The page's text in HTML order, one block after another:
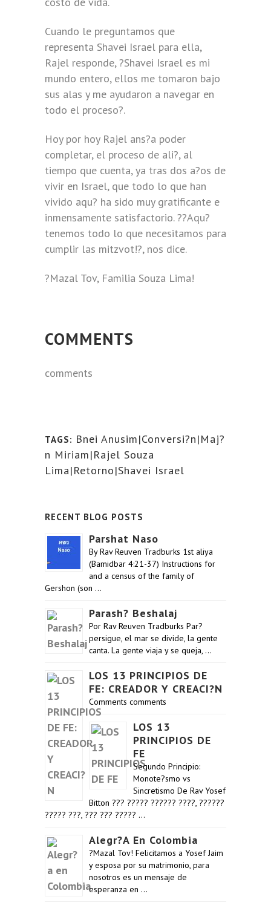
Cuando le preguntamos que
representa Shavei Israel para ella,
Rajel responde, ?Shavei Israel es mi
mundo entero, ellos me tomaron bajo
sus alas y me ayudaron a navegar en
todo el proceso?.
Hoy por hoy Rajel ans?a poder
completar, el proceso de ali?, al
tiempo que cuenta, ya tras dos a?os de
vivir en Israel, que todo lo que han
vivido aqu? ha sido muy gratificante e
inmensamente satisfactorio. ??Aqu?
tenemos todo lo que necesitamos para
cumplir las mitzvot!?, nos dice.
?Mazal Tov, Familia Souza Lima!
COMMENTS
comments
TAGS: Bnei Anusim|Conversi?n|Maj?
n Miriam|Rajel Souza
Lima|Retorno|Shavei Israel
RECENT BLOG POSTS
Parshat Naso
By Rav Reuven Tradburks 1st aliya
(Bamidbar 4:21-37) Instructions for
and a census of the family of
Gershon (son …
Parash? Beshalaj
Por Rav Reuven Tradburks Par?
persigue, el mar se divide, la gente
canta. La gente viaja y se queja, …
LOS 13 PRINCIPIOS DE
FE: CREADOR Y CREACI?N
Comments comments
LOS 13
PRINCIPIOS DE
FE
Segundo Principio:
Monote?smo vs
Sincretismo De Rav Yosef
Bitton ??? ????? ?????? ????, ??????
????? ???, ??? ??? ????? …
Alegr?a En Colombia
?Mazal Tov! Felicitamos a Yosef Jaim
y esposa por su matrimonio, para
nosotros es un mensaje de
esperanza en …